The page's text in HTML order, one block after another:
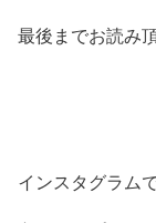
最後までお読み
インスタグラム